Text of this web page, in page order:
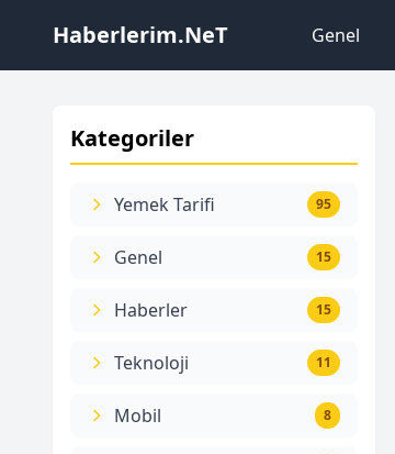
Haberlerim.NeT Genel
Kategoriler
Yemek Tarifi 95
Genel 15
Haberler 15
Teknoloji 11
Mobil 8